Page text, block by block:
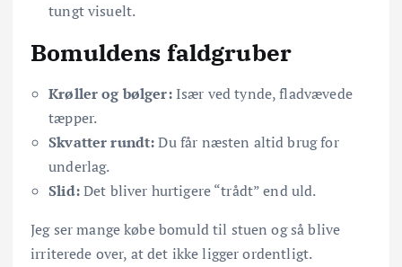
tungt visuelt.
Bomuldens faldgruber
Krøller og bølger:Især ved tynde, fladvævede
tæpper.
Skvatter rundt:Du får næsten altid brug for
underlag.
Slid:Det bliver hurtigere “trådt” end uld.
Jeg ser mange købe bomuld til stuen og så blive
irriterede over, at det ikke ligger ordentligt.